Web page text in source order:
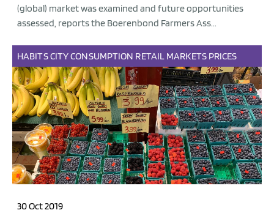
(global) market was examined and future opportunities
assessed, reports the Boerenbond Farmers Ass...
HABITSCITYCONSUMPTION RETAIL MARKETS PRICES
30 Oct 2019